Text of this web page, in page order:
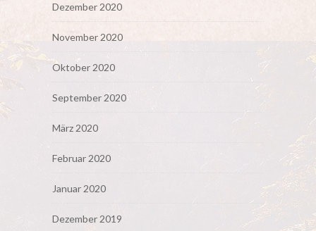
Dezember 2020
November 2020
Oktober 2020
September 2020
März 2020
Februar 2020
Januar 2020
Dezember 2019